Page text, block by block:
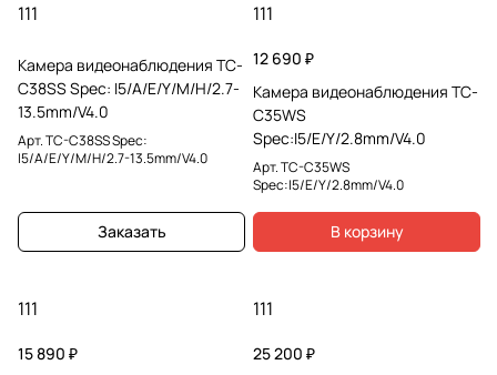
111
Камера видеонаблюдения TC-
C38SS Spec: I5/A/E/Y/M/H/2.7-
13.5mm/V4.0
Арт.TC-C38SS Spec:
I5/A/E/Y/M/H/2.7-13.5mm/V4.0
Заказать
111
12 690 ₽
Камера видеонаблюдения TC-
C35WS
Spec:I5/E/Y/2.8mm/V4.0
Арт.TC-C35WS
Spec:I5/E/Y/2.8mm/V4.0
В корзину
111
15 890 ₽
111
25 200 ₽